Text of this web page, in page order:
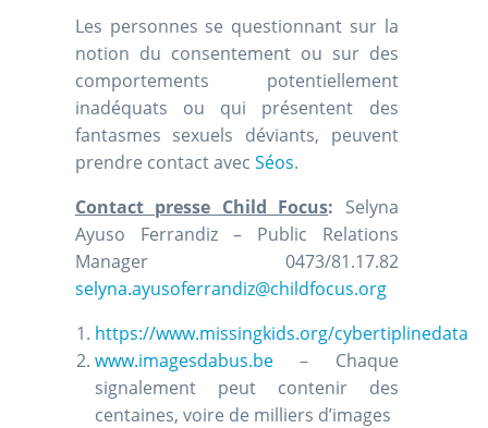
Les personnes se questionnant sur la
notion du consentement ou sur des
comportements potentiellement
inadéquats ou qui présentent des
fantasmes sexuels déviants, peuvent
prendre contact avec Séos.
Contact presse Child Focus: Selyna
Ayuso Ferrandiz – Public Relations
Manager 0473/81.17.82
selyna.ayusoferrandiz@childfocus.org
https://www.missingkids.org/cybertiplinedata
www.imagesdabus.be– Chaque
signalement peut contenir des
centaines, voire de milliers d’images